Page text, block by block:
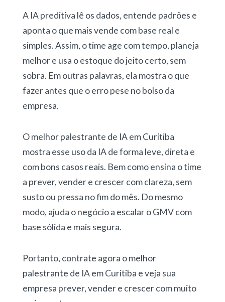
A IA preditiva lê os dados, entende padrões e
aponta o que mais vende com base real e
simples. Assim, o time age com tempo, planeja
melhor e usa o estoque do jeito certo, sem
sobra. Em outras palavras, ela mostra o que
fazer antes que o erro pese no bolso da
empresa.
O melhor palestrante de IA em Curitiba
mostra esse uso da IA de forma leve, direta e
com bons casos reais. Bem como ensina o time
a prever, vender e crescer com clareza, sem
susto ou pressa no fim do mês. Do mesmo
modo, ajuda o negócio a escalar o GMV com
base sólida e mais segura.
Portanto, contrate agora o melhor
palestrante de IA em Curitiba e veja sua
empresa prever, vender e crescer com muito